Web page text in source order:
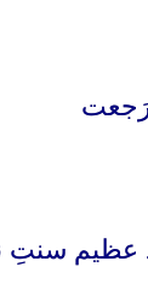
عظیم سنتِ